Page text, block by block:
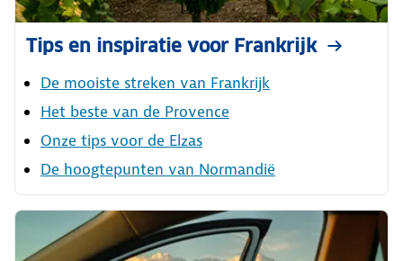
Tips en inspiratie voor Frankrijk
De mooiste streken van Frankrijk
Het beste van de Provence
Onze tips voor de Elzas
De hoogtepunten van Normandië